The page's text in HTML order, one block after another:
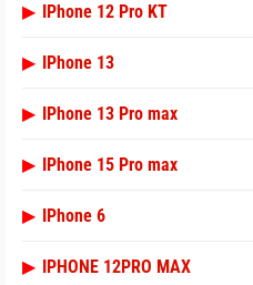
▶ IPhone 12 Pro KT
▶ IPhone 13
▶ IPhone 13 Pro max
▶ IPhone 15 Pro max
▶ IPhone 6
▶ IPHONE 12PRO MAX